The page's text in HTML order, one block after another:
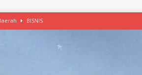
BISNIS
Seafood Berkelanjutan
Kimpul Pilihan Menu Sehat